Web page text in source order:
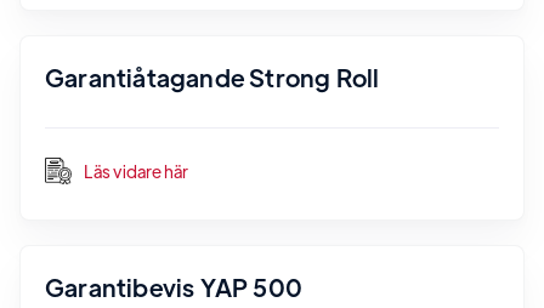
Garantiåtagande Strong Roll
Läs vidare här
Garantibevis YAP 500